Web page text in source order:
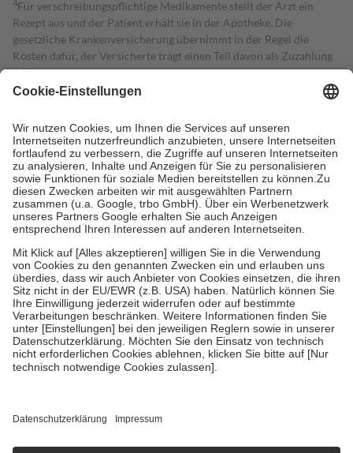
4Für verschreibungspflichtige Medikamente stellt der Arzt ein
Rezept aus und der Patient erhält sie in der Apotheke. Die
gesetzliche Krankenversicherung übernimmt in der Regel die
Kosten dafür, der Versicherte trägt einen Teil davon als Zuzahlung
mit.
Grundsätzlich leisten Mitglieder Zuzahlungen in Höhe von zehn
höchstens zehn Euro.
Es sind jedoch nie mehr als die tatsächlichen
Kosten der Leistung zu entrichten.
Diese Regeln gelten grundsätzlich auch für Online-Apotheken.
Bei Heilmitteln und häuslicher Krankenpflege beträgt die
Zuzahlung zehn Prozent der Kosten sowie zehn Euro je
Verordnung.
Um das Engagement der Versicherten für ihre eigene Gesundheit zu
stärken und die besondere Stellung der Familie zu unterstützen,
fallenkeine Zuzahlungenan bei:
• Kindern und Jugendlichen bis zum vollendeten 18. Lebensjahr
mit Ausnahme der Fahrkosten
• Untersuchungen zur Vorsorge und Früherkennung, die von der
GKV getragen werden
• empfohlenen Schutzimpfungen
• Harn- und Blutteststreifen
getroffen, um sicherzustellen, dass es sich um echte Bewertungen
https://help.etrusted.com/hc/de/articles/4419944605341